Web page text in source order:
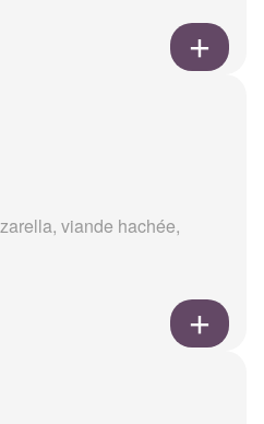
viande hachée,